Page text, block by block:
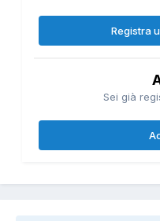
Registra
Sei già